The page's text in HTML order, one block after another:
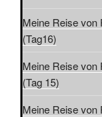
Meine Reise von
(Tag16)
Meine Reise von
(Tag 15)
Meine Reise von